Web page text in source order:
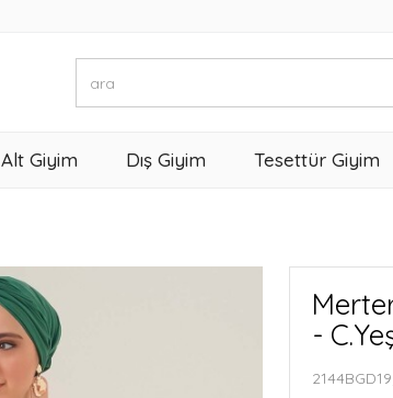
Alt Giyim Dış Giyim Tesettür Giyim
-